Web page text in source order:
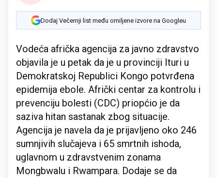
Dodaj Večernji list među omiljene izvore na Googleu
Vodeća afrička agencija za javno zdravstvo
objavila je u petak da je u provinciji Ituri u
Demokratskoj Republici Kongo potvrđena
epidemija ebole. Afrički centar za kontrolu i
prevenciju bolesti (CDC) priopćio je da
saziva hitan sastanak zbog situacije.
Agencija je navela da je prijavljeno oko 246
sumnjivih slučajeva i 65 smrtnih ishoda,
uglavnom u zdravstvenim zonama
Mongbwalu i Rwampara. Dodaje se da